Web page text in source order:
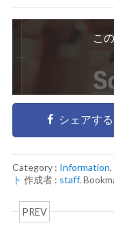
こ
シェアする
Category : Information,
ト 作成者 : staff.
PREV